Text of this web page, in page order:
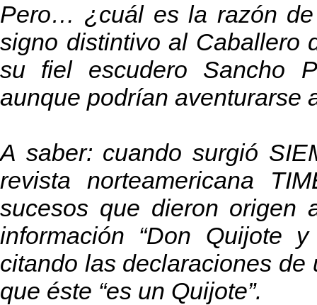
Pero… ¿cuál es la razón
signo distintivo al Caballero
su fiel escudero Sancho
aunque podrían aventurarse
A saber: cuando surgió
revista norteamericana
sucesos que dieron origen
información “Don Quijote
citando las declaraciones
que éste “es un Quijote”.